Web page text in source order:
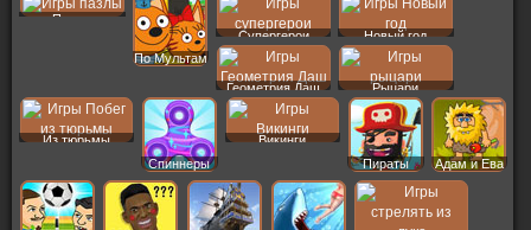
Пазлы
По Мультам
Супергерои Новый год
Геометрия Даш Рыцари
Из тюрьмы
Спиннеры
Викинги
Пираты
Адам и Ева